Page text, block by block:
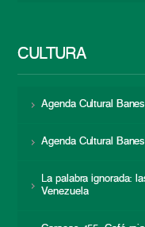
CULTURA
Agenda Cultural
Agenda Cultural
La palabra ignorada:
Venezuela